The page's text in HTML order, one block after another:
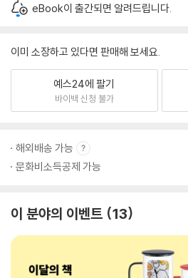
eBook이 출간되면 알려드립니다.
이미 소장하고 있다면 판매해 보세요.
예스24에 팔기
바이백 신청 불가
해외배송 가능
문화비소득공제 가능
이 분야의 이벤트 13